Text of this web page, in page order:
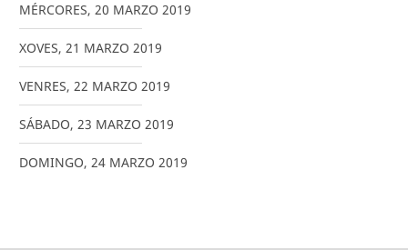
MÉRCORES, 20 MARZO 2019
XOVES, 21 MARZO 2019
VENRES, 22 MARZO 2019
SÁBADO, 23 MARZO 2019
DOMINGO, 24 MARZO 2019